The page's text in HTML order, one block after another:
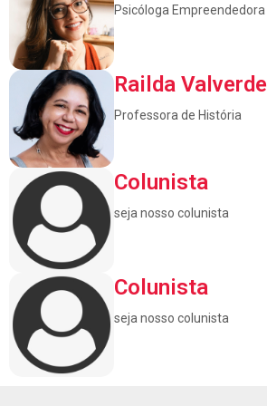
Psicóloga Empreendedora
Railda Valverde
Professora de História
Colunista
seja nosso colunista
Colunista
seja nosso colunista